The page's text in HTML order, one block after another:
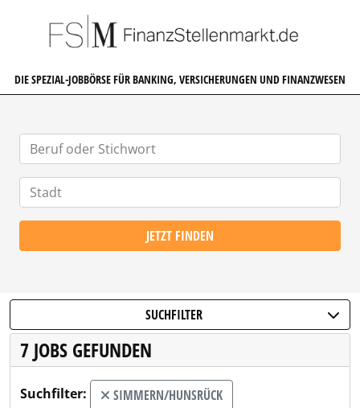
DIE SPEZIAL-JOBBÖRSE FÜR BANKING, VERSICHERUNGEN UND FINANZWESEN
JETZT FINDEN
SUCHFILTER
7 JOBS GEFUNDEN
Suchfilter:
SIMMERN/HUNSRÜCK